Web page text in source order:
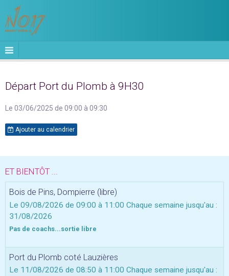
Départ Port du Plomb à 9H30
Le 03/06/2025 de 09:00 à 09:30
Ajouter au calendrier
ET BIENTÔT ...
Bois de Pins, Dompierre (libre)
Le 09/08/2026 de 09:00 à 11:00 Chaque semaine jusqu'au :
31/08/2026
Pas de coachs...sortie libre
Port du Plomb coté Lauzières
Le 11/08/2026 de 08:50 à 11:00 Chaque semaine jusqu'au :